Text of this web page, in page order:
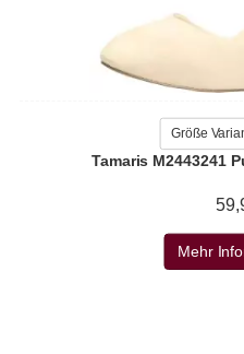
Größe
Tamaris M2443241
Mehr